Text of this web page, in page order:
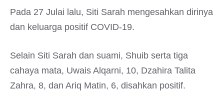
Pada 27 Julai lalu, Siti Sarah mengesahkan dirinya
dan keluarga positif COVID-19.
Selain Siti Sarah dan suami, Shuib serta tiga
cahaya mata, Uwais Alqarni, 10, Dzahira Talita
Zahra, 8, dan Ariq Matin, 6, disahkan positif.